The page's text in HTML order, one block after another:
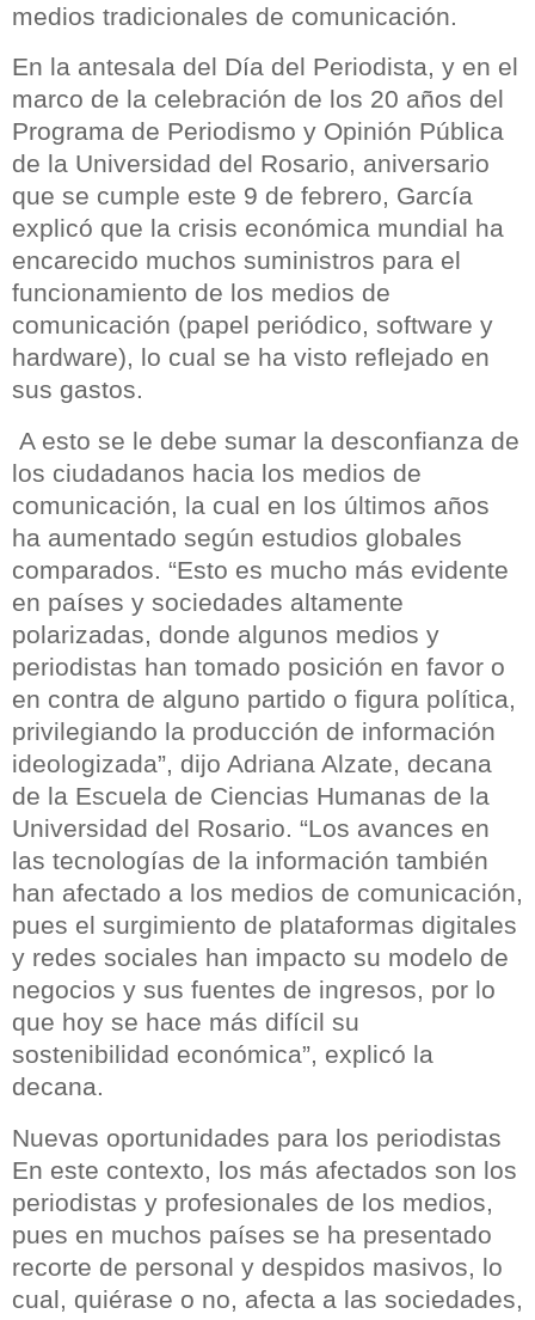
medios tradicionales de comunicación.
En la antesala del Día del Periodista, y en el
marco de la celebración de los 20 años del
Programa de Periodismo y Opinión Pública
de la Universidad del Rosario, aniversario
que se cumple este 9 de febrero, García
explicó que la crisis económica mundial ha
encarecido muchos suministros para el
funcionamiento de los medios de
comunicación (papel periódico, software y
hardware), lo cual se ha visto reflejado en
sus gastos.
A esto se le debe sumar la desconfianza de
los ciudadanos hacia los medios de
comunicación, la cual en los últimos años
ha aumentado según estudios globales
comparados. “Esto es mucho más evidente
en países y sociedades altamente
polarizadas, donde algunos medios y
periodistas han tomado posición en favor o
en contra de alguno partido o figura política,
privilegiando la producción de información
ideologizada”, dijo Adriana Alzate, decana
de la Escuela de Ciencias Humanas de la
Universidad del Rosario. “Los avances en
las tecnologías de la información también
han afectado a los medios de comunicación,
pues el surgimiento de plataformas digitales
y redes sociales han impacto su modelo de
negocios y sus fuentes de ingresos, por lo
que hoy se hace más difícil su
sostenibilidad económica”, explicó la
decana.
Nuevas oportunidades para los periodistas
En este contexto, los más afectados son los
periodistas y profesionales de los medios,
pues en muchos países se ha presentado
recorte de personal y despidos masivos, lo
cual, quiérase o no, afecta a las sociedades,